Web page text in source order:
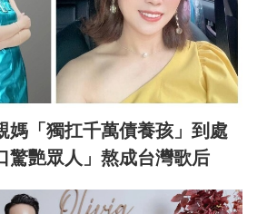
媽「獨扛千萬債養孩」到處
艷眾人」熬成台灣歌后